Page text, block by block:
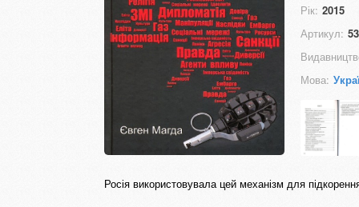
Рік: 2015
Артикул:
Мова:
Росія використовувала цей механізм для